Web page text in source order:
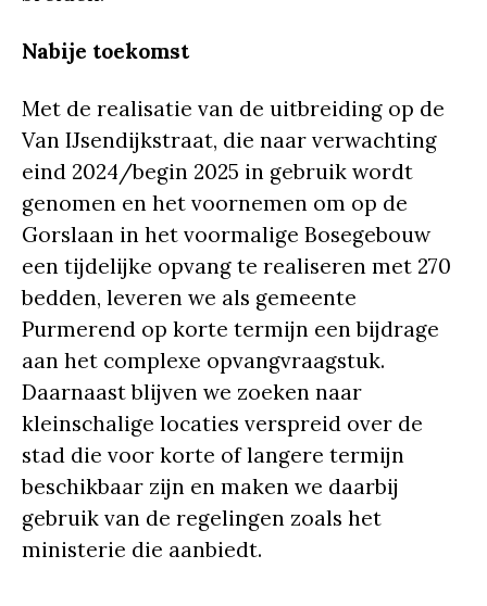
Nabije toekomst
Met de realisatie van de uitbreiding op de
Van IJsendijkstraat, die naar verwachting
eind 2024/begin 2025 in gebruik wordt
genomen en het voornemen om op de
Gorslaan in het voormalige Bosegebouw
een tijdelijke opvang te realiseren met 270
bedden, leveren we als gemeente
Purmerend op korte termijn een bijdrage
aan het complexe opvangvraagstuk.
Daarnaast blijven we zoeken naar
kleinschalige locaties verspreid over de
stad die voor korte of langere termijn
beschikbaar zijn en maken we daarbij
gebruik van de regelingen zoals het
ministerie die aanbiedt.